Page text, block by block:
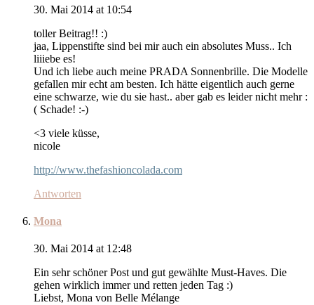
30. Mai 2014 at 10:54
toller Beitrag!! :)
jaa, Lippenstifte sind bei mir auch ein absolutes Muss.. Ich
liiiebe es!
Und ich liebe auch meine PRADA Sonnenbrille. Die Modelle
gefallen mir echt am besten. Ich hätte eigentlich auch gerne
eine schwarze, wie du sie hast.. aber gab es leider nicht mehr :
( Schade! :-)
<3 viele küsse,
nicole
http://www.thefashioncolada.com
Antworten
Mona
30. Mai 2014 at 12:48
Ein sehr schöner Post und gut gewählte Must-Haves. Die
gehen wirklich immer und retten jeden Tag :)
Liebst, Mona von Belle Mélange